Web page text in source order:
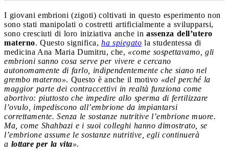
I giovani embrioni (zigoti) coltivati in questo esperimento non
sono stati manipolati o costretti artificialmente a svilupparsi,
sono cresciuti di loro iniziativa anche in assenza dell’utero
materno. Questo significa, ha spiegato la studentessa di
medicina Ana Maria Dumitru, che, «come sospettavamo, gli
embrioni sanno cosa serve per vivere e cercano
autonomamente di farlo, indipendentemente che siano nel
grembo materno». Questo è anche il motivo «del perché la
maggior parte dei contraccettivi in realtà funziona come
abortivo: piuttosto che impedire allo sperma di fertilizzare
l’ovulo, impediscono all’embrione da impiantarsi
correttamente. Senza le sostanze nutritive l’embrione muore.
Ma, come Shahbazi e i suoi colleghi hanno dimostrato, se
l’embrione assume le sostanze nutritive, egli continuerà
a lottare per la vita».